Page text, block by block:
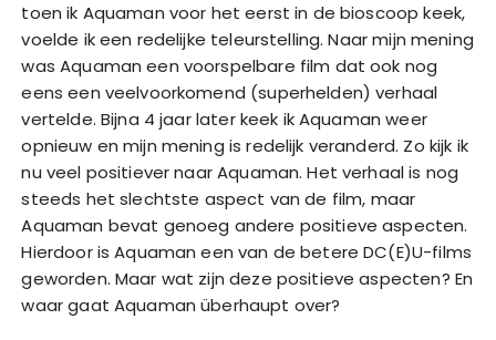
toen ik Aquaman voor het eerst in de bioscoop keek,
voelde ik een redelijke teleurstelling. Naar mijn mening
was Aquaman een voorspelbare film dat ook nog
eens een veelvoorkomend (superhelden) verhaal
vertelde. Bijna 4 jaar later keek ik Aquaman weer
opnieuw en mijn mening is redelijk veranderd. Zo kijk ik
nu veel positiever naar Aquaman. Het verhaal is nog
steeds het slechtste aspect van de film, maar
Aquaman bevat genoeg andere positieve aspecten.
Hierdoor is Aquaman een van de betere DC(E)U-films
geworden. Maar wat zijn deze positieve aspecten? En
waar gaat Aquaman überhaupt over?